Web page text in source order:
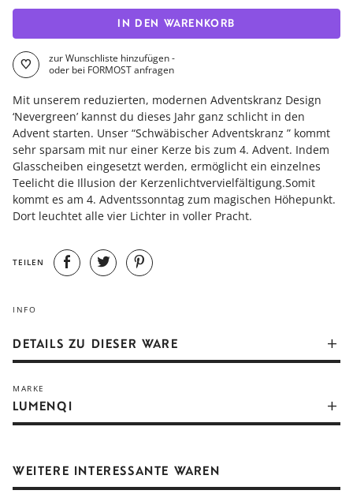
IN DEN WARENKORB
zur Wunschliste hinzufügen -
oder bei FORMOST anfragen
Mit unserem reduzierten, modernen Adventskranz Design
‘Nevergreen’ kannst du dieses Jahr ganz schlicht in den
Advent starten. Unser “Schwäbischer Adventskranz ” kommt
sehr sparsam mit nur einer Kerze bis zum 4. Advent. Indem
Glasscheiben eingesetzt werden, ermöglicht ein einzelnes
Teelicht die Illusion der Kerzenlichtvervielfältigung.Somit
kommt es am 4. Adventssonntag zum magischen Höhepunkt.
Dort leuchtet alle vier Lichter in voller Pracht.
TEILEN
INFO
DETAILS ZU DIESER WARE
gibt es ab sofort einen Glaseinsatz. Somit geben wir euch die
Möglichkeit aluminiumfreie Teelichter zu verwenden.
und nach der Weihnachtszeit sicher aufbewahrt werden. In
MARKE
LUMENQI
WEITERE INTERESSANTE WAREN